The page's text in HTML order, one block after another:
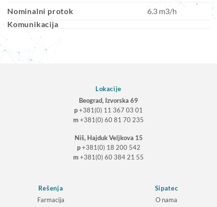
Nominalni protok
6.3 m3/h
Komunikacija
Lokacije
Beograd, Izvorska 69
p+381(0) 11 367 03 01
m+381(0) 60 81 70 235
Niš, Hajduk Veljkova 15
p+381(0) 18 200 542
m+381(0) 60 384 21 55
Rešenja
Farmacija
Sipatec
O nama